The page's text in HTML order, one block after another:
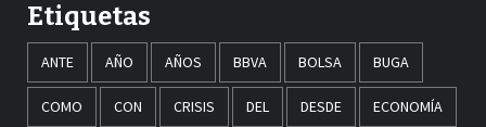
Etiquetas
ANTE AÑO AÑOS BBVA BOLSA BUGA
COMO CON CRISIS DEL DESDE ECONOMÍA